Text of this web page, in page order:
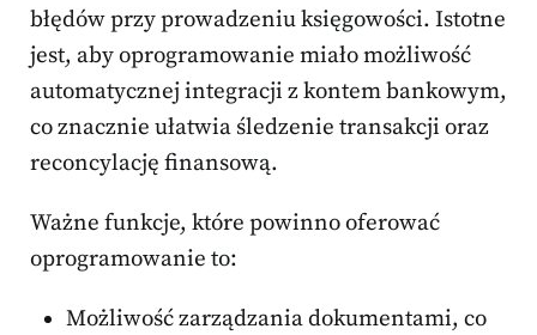
błędów przy prowadzeniu księgowości. Istotne
jest, aby oprogramowanie miało możliwość
automatycznej integracji z kontem bankowym,
co znacznie ułatwia śledzenie transakcji oraz
reconcylację finansową.
Ważne funkcje, które powinno oferować
oprogramowanie to:
Możliwość zarządzania dokumentami, co